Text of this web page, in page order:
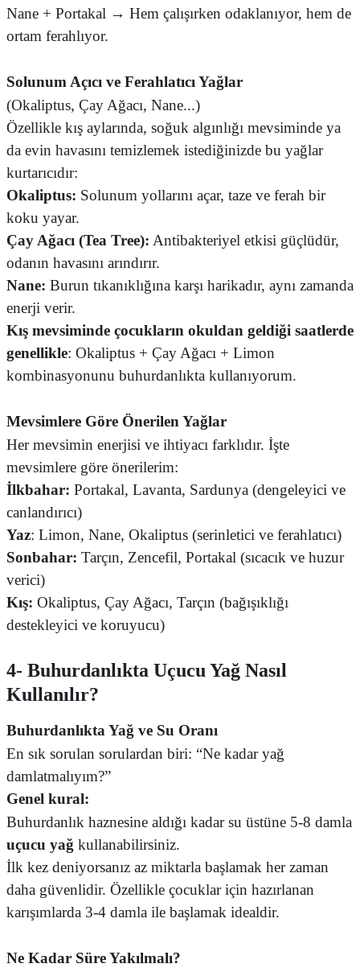
Nane + Portakal → Hem çalışırken odaklanıyor, hem de
ortam ferahlıyor.
Solunum Açıcı ve Ferahlatıcı Yağlar
(Okaliptus, Çay Ağacı, Nane...)
Özellikle kış aylarında, soğuk algınlığı mevsiminde ya
da evin havasını temizlemek istediğinizde bu yağlar
kurtarıcıdır:
Okaliptus: Solunum yollarını açar, taze ve ferah bir
koku yayar.
Çay Ağacı (Tea Tree): Antibakteriyel etkisi güçlüdür,
odanın havasını arındırır.
Nane: Burun tıkanıklığına karşı harikadır, aynı zamanda
enerji verir.
Kış mevsiminde çocukların okuldan geldiği saatlerde
genellikle: Okaliptus + Çay Ağacı + Limon
kombinasyonunu buhurdanlıkta kullanıyorum.
Mevsimlere Göre Önerilen Yağlar
Her mevsimin enerjisi ve ihtiyacı farklıdır. İşte
mevsimlere göre önerilerim:
İlkbahar: Portakal, Lavanta, Sardunya (dengeleyici ve
canlandırıcı)
Yaz: Limon, Nane, Okaliptus (serinletici ve ferahlatıcı)
Sonbahar: Tarçın, Zencefil, Portakal (sıcacık ve huzur
verici)
Kış: Okaliptus, Çay Ağacı, Tarçın (bağışıklığı
destekleyici ve koruyucu)
4- Buhurdanlıkta Uçucu Yağ Nasıl
Kullanılır?
Buhurdanlıkta Yağ ve Su Oranı
En sık sorulan sorulardan biri: “Ne kadar yağ
damlatmalıyım?”
Genel kural:
Buhurdanlık haznesine aldığı kadar su üstüne 5-8 damla
uçucu yağ kullanabilirsiniz.
İlk kez deniyorsanız az miktarla başlamak her zaman
daha güvenlidir. Özellikle çocuklar için hazırlanan
karışımlarda 3-4 damla ile başlamak idealdir.
Ne Kadar Süre Yakılmalı?